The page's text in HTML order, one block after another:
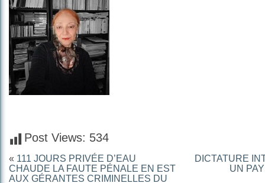
Post Views: 534
« 111 JOURS PRIVÉE D’EAU
CHAUDE LA FAUTE PÉNALE EN EST
AUX GÉRANTES CRIMINELLES DU
DICTATURE
UN